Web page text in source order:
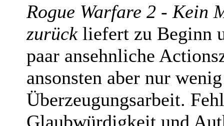
Rogue Warfare 2 - Kein
zurückliefert zu Beginn
paar ansehnliche
ansonsten aber nur wenig
Überzeugungsarbeit.
Glaubwürdigkeit und